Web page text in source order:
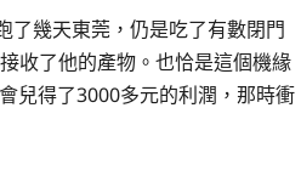
了幾天東莞，仍是吃了有數閉門
收了他的產物。也恰是這個機緣
兒得了3000多元的利潤，那時衝